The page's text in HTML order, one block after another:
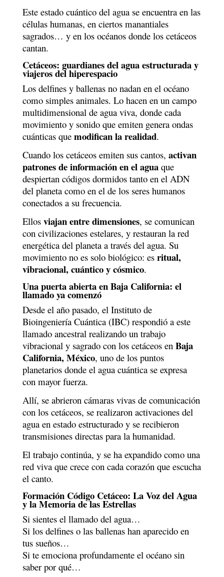
Este estado cuántico del agua se encuentra en las
células humanas, en ciertos manantiales
sagrados… y en los océanos donde los cetáceos
cantan.
Cetáceos: guardianes del agua estructurada y
viajeros del hiperespacio
Los delfines y ballenas no nadan en el océano
como simples animales. Lo hacen en un campo
multidimensional de agua viva, donde cada
movimiento y sonido que emiten genera ondas
cuánticas que modifican la realidad.
Cuando los cetáceos emiten sus cantos, activan
patrones de información en el aguaque
despiertan códigos dormidos tanto en el ADN
del planeta como en el de los seres humanos
conectados a su frecuencia.
Ellos viajan entre dimensiones, se comunican
con civilizaciones estelares, y restauran la red
energética del planeta a través del agua. Su
movimiento no es solo biológico: es ritual,
vibracional, cuántico y cósmico.
Una puerta abierta en Baja California: el
llamado ya comenzó
Desde el año pasado, el Instituto de
Bioingeniería Cuántica (IBC) respondió a este
llamado ancestral realizando un trabajo
vibracional y sagrado con los cetáceos en Baja
California, México, uno de los puntos
planetarios donde el agua cuántica se expresa
con mayor fuerza.
Allí, se abrieron cámaras vivas de comunicación
con los cetáceos, se realizaron activaciones del
agua en estado estructurado y se recibieron
transmisiones directas para la humanidad.
El trabajo continúa, y se ha expandido como una
red viva que crece con cada corazón que escucha
el canto.
Formación Código Cetáceo: La Voz del Agua
y la Memoria de las Estrellas
Si sientes el llamado del agua…
Si los delfines o las ballenas han aparecido en
tus sueños…
Si te emociona profundamente el océano sin
saber por qué…